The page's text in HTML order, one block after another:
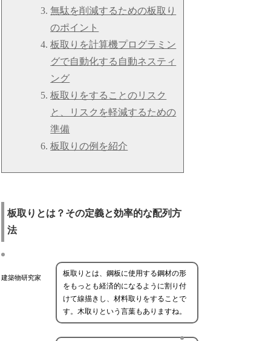
無駄を削減するための板取り
のポイント
板取りを計算機プログラミン
グで自動化する自動ネスティ
ング
板取りをすることのリスク
と、リスクを軽減するための
準備
板取りの例を紹介
板取りとは？その定義と効率的な配列方
法
建築物研究家
板取りとは、鋼板に使用する鋼材の形
をもっとも経済的になるように割り付
けて線描きし、材料取りをすることで
す。木取りという言葉もありますね。